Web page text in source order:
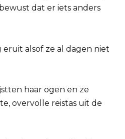
dat er iets anders
alsof ze al dagen niet
haar ogen en ze
overvolle reistas uit de